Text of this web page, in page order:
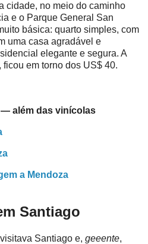
cidade, no meio do caminho
e o Parque General San
básica: quarto simples, com
uma casa agradável e
elegante e segura. A
em torno dos US$ 40.
— além das vinícolas
a Mendoza
Santiago
Santiago e, geeente,